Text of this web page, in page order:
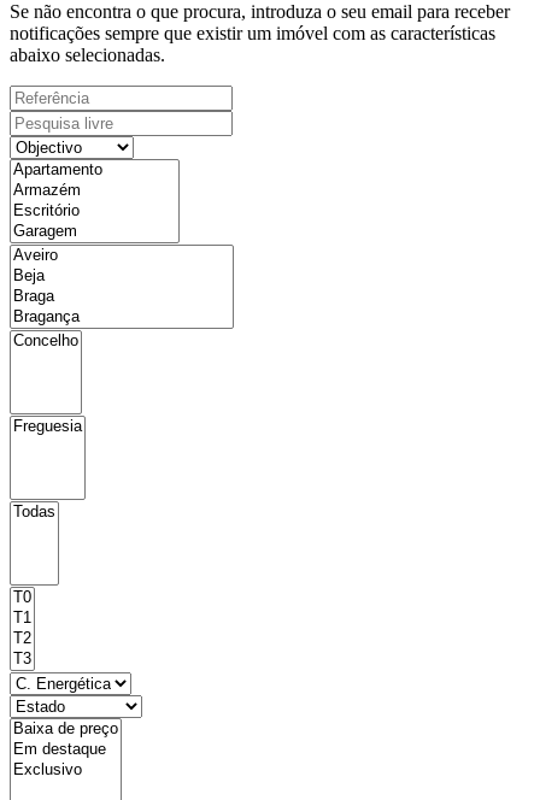
Se não encontra o que procura, introduza o seu email para receber
notificações sempre que existir um imóvel com as características
abaixo selecionadas.